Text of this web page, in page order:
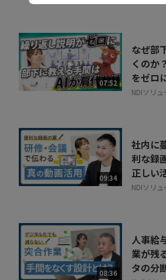
07:52
なぜ部
くのか
をゼロ
NDIソリ
09:34
社内に
利な録
正しい
NDIソリ
08:36
人事給
業が残
タの分